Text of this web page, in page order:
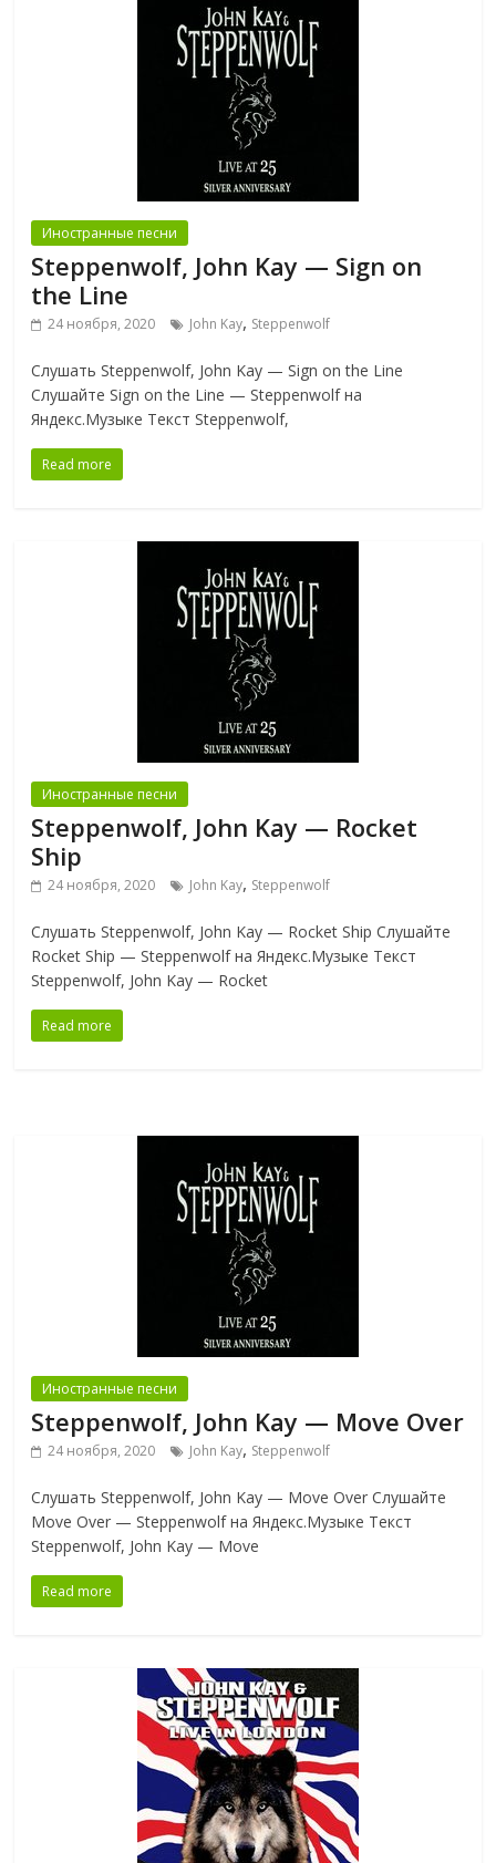
Иностранные песни
Steppenwolf, John Kay — Sign on
the Line
24 ноября, 2020 John Kay, Steppenwolf
Слушать Steppenwolf, John Kay — Sign on the Line
Слушайте Sign on the Line — Steppenwolf на
Яндекс.Музыке Текст Steppenwolf,
Read more
Иностранные песни
Steppenwolf, John Kay — Rocket
Ship
24 ноября, 2020 John Kay, Steppenwolf
Слушать Steppenwolf, John Kay — Rocket Ship Слушайте
Rocket Ship — Steppenwolf на Яндекс.Музыке Текст
Steppenwolf, John Kay — Rocket
Read more
Иностранные песни
Steppenwolf, John Kay — Move Over
24 ноября, 2020 John Kay, Steppenwolf
Слушать Steppenwolf, John Kay — Move Over Слушайте
Move Over — Steppenwolf на Яндекс.Музыке Текст
Steppenwolf, John Kay — Move
Read more